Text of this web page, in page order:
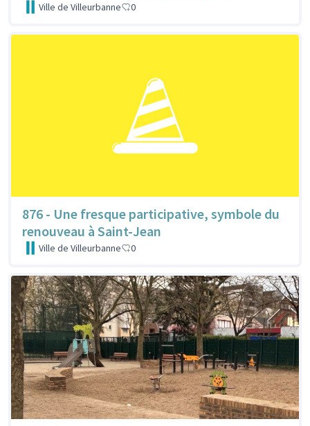
Ville de Villeurbanne 0
876 - Une fresque participative, symbole du
renouveau à Saint-Jean
Ville de Villeurbanne 0